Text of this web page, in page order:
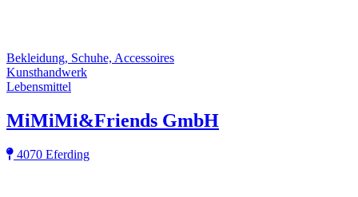
Bekleidung, Schuhe, Accessoires
Kunsthandwerk
Lebensmittel
MiMiMi&Friends GmbH
4070 Eferding